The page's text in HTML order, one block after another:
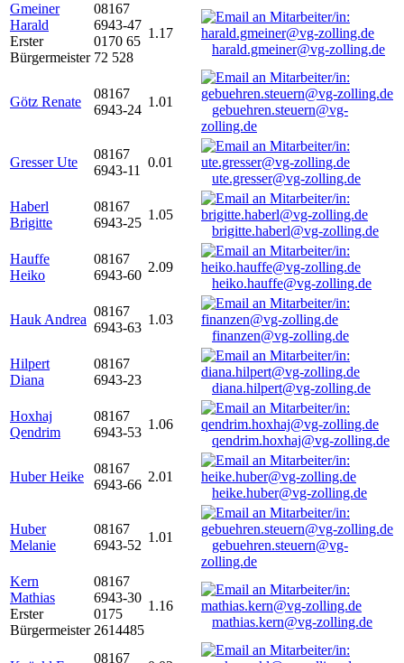
Gmeiner
Harald
Erster
Bürgermeister
08167
6943-47
0170 65
72 528
1.17
harald.gmeiner@vg-zolling.de
Götz Renate
08167
6943-24
1.01
gebuehren.steuern@vg-
zolling.de
Gresser Ute
08167
6943-11
0.01
ute.gresser@vg-zolling.de
Haberl
Brigitte
08167
6943-25
1.05
brigitte.haberl@vg-zolling.de
Hauffe
Heiko
08167
6943-60
2.09
heiko.hauffe@vg-zolling.de
Hauk Andrea
08167
6943-63
1.03
finanzen@vg-zolling.de
Hilpert
Diana
08167
6943-23
diana.hilpert@vg-zolling.de
Hoxhaj
Qendrim
08167
6943-53
1.06
qendrim.hoxhaj@vg-zolling.de
Huber Heike
08167
6943-66
2.01
heike.huber@vg-zolling.de
Huber
Melanie
08167
6943-52
1.01
gebuehren.steuern@vg-
zolling.de
Kern
Mathias
Erster
Bürgermeister
08167
6943-30
0175
2614485
1.16
mathias.kern@vg-zolling.de
08167